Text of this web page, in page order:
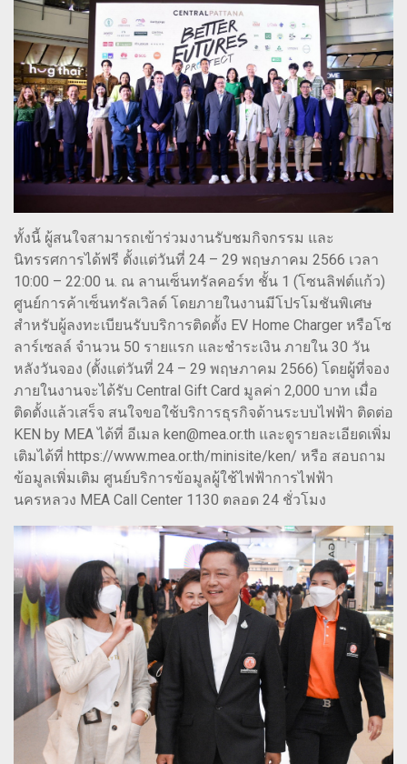
ทั้งนี้ ผู้สนใจสามารถเข้าร่วมงานรับชมกิจกรรม และ
นิทรรศการได้ฟรี ตั้งแต่วันที่ 24 – 29 พฤษภาคม 2566 เวลา
10:00 – 22:00 น. ณ ลานเซ็นทรัลคอร์ท ชั้น 1 (โซนลิฟต์แก้ว)
ศูนย์การค้าเซ็นทรัลเวิลด์ โดยภายในงานมีโปรโมชันพิเศษ
สำหรับผู้ลงทะเบียนรับบริการติดตั้ง EV Home Charger หรือโซ
ลาร์เซลล์ จำนวน 50 รายแรก และชำระเงิน ภายใน 30 วัน
หลังวันจอง (ตั้งแต่วันที่ 24 – 29 พฤษภาคม 2566) โดยผู้ที่จอง
ภายในงานจะได้รับ Central Gift Card มูลค่า 2,000 บาท เมื่อ
ติดตั้งแล้วเสร็จ สนใจขอใช้บริการธุรกิจด้านระบบไฟฟ้า ติดต่อ
KEN by MEA ได้ที่ อีเมล ken@mea.or.th และดูรายละเอียดเพิ่ม
เติมได้ที่ https://www.mea.or.th/minisite/ken/ หรือ สอบถาม
ข้อมูลเพิ่มเติม ศูนย์บริการข้อมูลผู้ใช้ไฟฟ้าการไฟฟ้า
นครหลวง MEA Call Center 1130 ตลอด 24 ชั่วโมง